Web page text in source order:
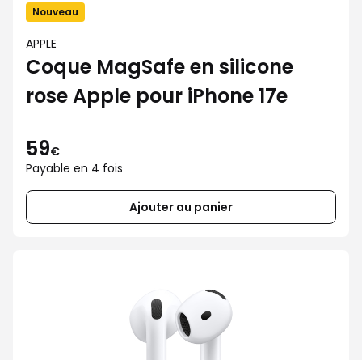
Nouveau
APPLE
Coque MagSafe en silicone
rose Apple pour iPhone 17e
59€
Payable en 4 fois
Ajouter au panier